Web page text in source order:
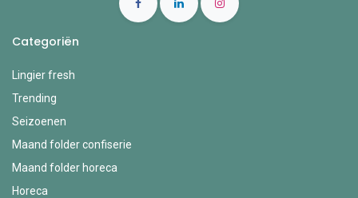
Categoriën
Lingier fresh
Trending
Seizoenen
Maand folder confiserie
Maand folder horeca
Horeca